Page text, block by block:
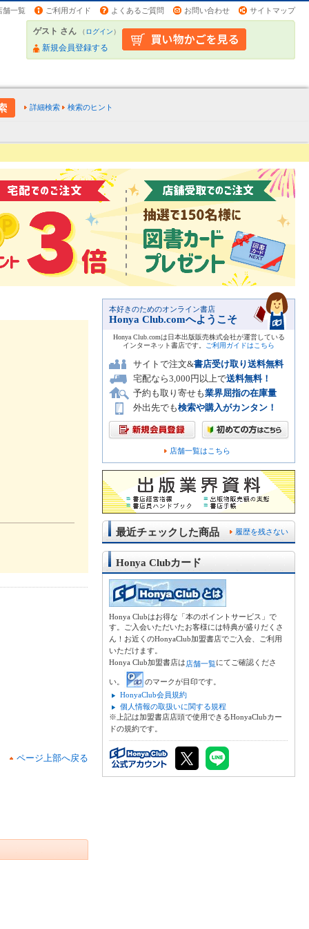
舗一覧 ご利用ガイド よくあるご質問 お問い合わせ サイトマップ
ゲスト さん （ログイン）
新規会員登録する
詳細検索 検索のヒント
ページ上部へ戻る
本好きのためのオンライン書店
Honya Club.comへようこそ
Honya Club.comは日本出版販売株式会社が運営している
インターネット書店です。
ご利用ガイドはこちら
サイトで注文&書店受け取り送料無料
宅配なら3,000円以上で送料無料！
予約も取り寄せも業界屈指の在庫量
外出先でも検索や購入がカンタン！
店舗一覧はこちら
履歴を残さない
最近チェックした商品
Honya Clubカード
Honya Clubはお得な「本のポイントサービス」で
す。ご入会いただいたお客様には特典が盛りだくさ
ん！お近くのHonyaClub加盟書店でご入会、ご利用
いただけます。
Honya Club加盟書店は店舗一覧にてご確認くださ
い。
のマークが目印です。
HonyaClub会員規約
個人情報の取扱いに関する規程
※上記は加盟書店店頭で使用できるHonyaClubカー
ドの規約です。